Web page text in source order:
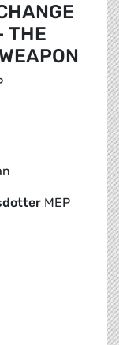
THE
MEP